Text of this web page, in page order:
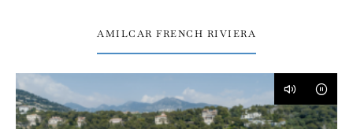
AMILCAR FRENCH RIVIERA